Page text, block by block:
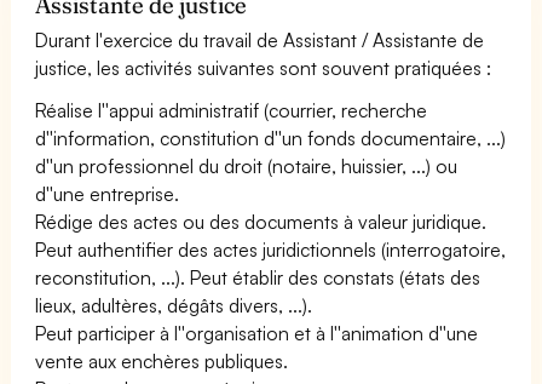
Durant l'exercice du travail de Assistant / Assistante de
justice, les activités suivantes sont souvent pratiquées :
Réalise l''appui administratif (courrier, recherche
d''information, constitution d''un fonds documentaire, ...)
d''un professionnel du droit (notaire, huissier, ...) ou
d''une entreprise.
Rédige des actes ou des documents à valeur juridique.
Peut authentifier des actes juridictionnels (interrogatoire,
reconstitution, ...). Peut établir des constats (états des
lieux, adultères, dégâts divers, ...).
Peut participer à l''organisation et à l''animation d''une
vente aux enchères publiques.